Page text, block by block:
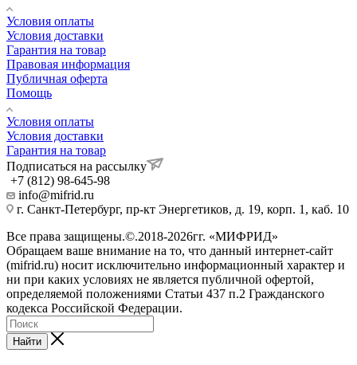
Условия оплаты
Условия доставки
Гарантия на товар
Правовая информация
Публичная оферта
Помощь
Условия оплаты
Условия доставки
Гарантия на товар
Подписаться на рассылку
+7 (812) 98-645-98
info@mifrid.ru
г. Санкт-Петербург, пр-кт Энергетиков, д. 19, корп. 1, каб. 10
Все права защищены.©.2018-2026гг. «МИФРИД»
Обращаем ваше внимание на то, что данный интернет-сайт
(mifrid.ru) носит исключительно информационный характер и
ни при каких условиях не является публичной офертой,
определяемой положениями Статьи 437 п.2 Гражданского
кодекса Российской Федерации.
Найти